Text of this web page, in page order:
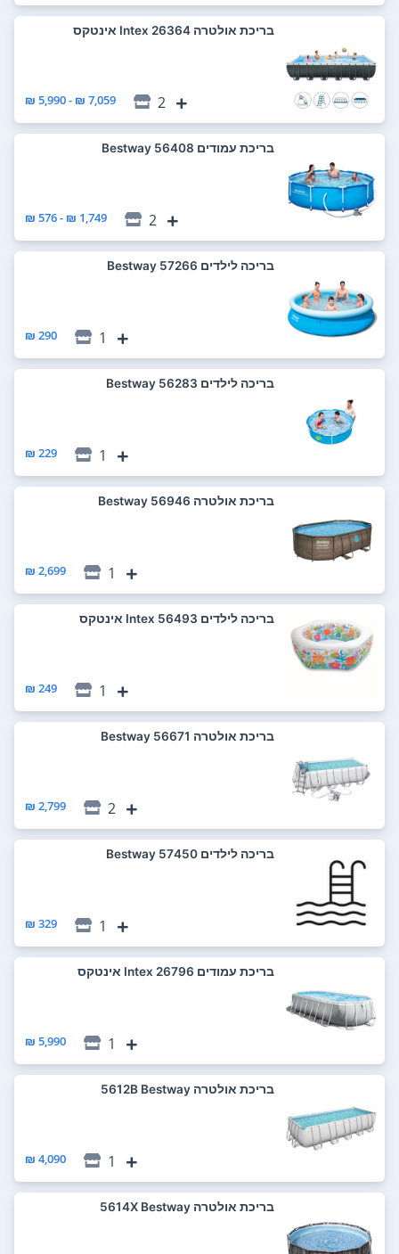
‏בריכת אולטרה 26364 Intex אינטקס
2
7,059 ₪ - 5,990 ₪
‏בריכת עמודים 56408 Bestway
2
1,749 ₪ - 576 ₪
‏בריכה לילדים 57266 Bestway
1
290 ₪
‏בריכה לילדים 56283 Bestway
1
229 ₪
‏בריכת אולטרה 56946 Bestway
1
2,699 ₪
‏בריכה לילדים 56493 Intex אינטקס
1
249 ₪
‏בריכת אולטרה 56671 Bestway
2
2,799 ₪
‏בריכה לילדים 57450 Bestway
1
329 ₪
‏בריכת עמודים 26796 Intex אינטקס
1
5,990 ₪
‏בריכת אולטרה 5612B Bestway
1
4,090 ₪
‏בריכת אולטרה 5614X Bestway